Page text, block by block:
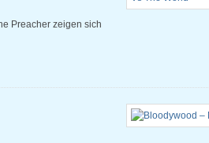
Preacher zeigen sich